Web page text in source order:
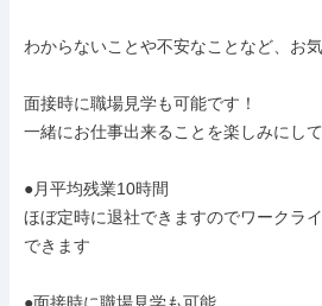
わからないことや不安なことなど、お
面接時に職場見学も可能です！
一緒にお仕事出来ることを楽しみにし
●月平均残業10時間
ほぼ定時に退社できますのでワークラ
できます